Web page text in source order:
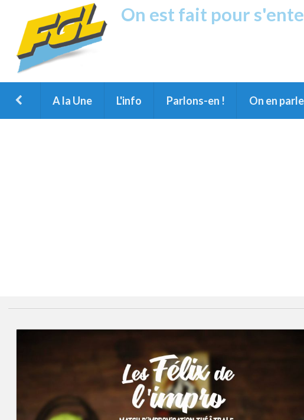
On est fait pour
A la Une L'info Parlons-en ! On en parle